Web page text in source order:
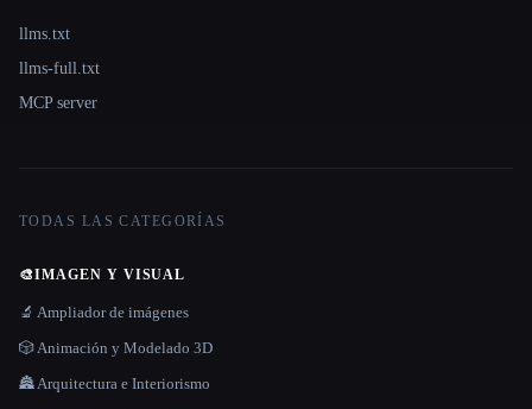
llms.txt
llms-full.txt
MCP server
TODAS LAS CATEGORÍAS
🎨IMAGEN Y VISUAL
🔬 Ampliador de imágenes
🎲 Animación y Modelado 3D
🏯 Arquitectura e Interiorismo